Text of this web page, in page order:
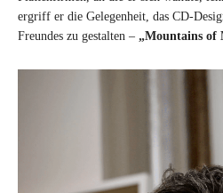
ergriff er die Gelegenheit, das CD-
Freundes zu gestalten – „Mountains of